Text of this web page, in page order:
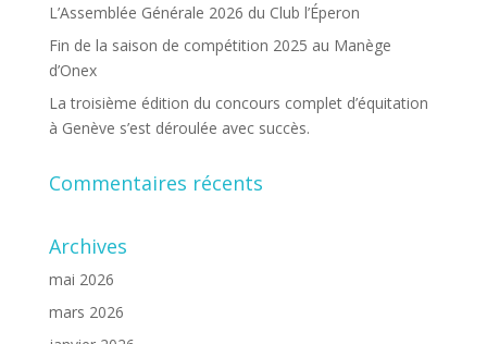
L’Assemblée Générale 2026 du Club l’Éperon
Fin de la saison de compétition 2025 au Manège
d’Onex
La troisième édition du concours complet d’équitation
à Genève s’est déroulée avec succès.
Commentaires récents
Archives
mai 2026
mars 2026